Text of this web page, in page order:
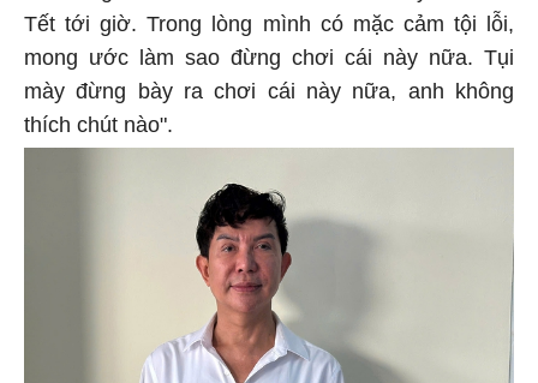
Tết tới giờ. Trong lòng mình có mặc cảm tội lỗi,
mong ước làm sao đừng chơi cái này nữa. Tụi
mày đừng bày ra chơi cái này nữa, anh không
thích chút nào".